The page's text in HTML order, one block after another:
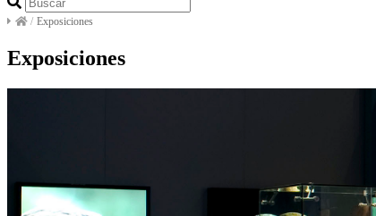
/ Exposiciones
Exposiciones